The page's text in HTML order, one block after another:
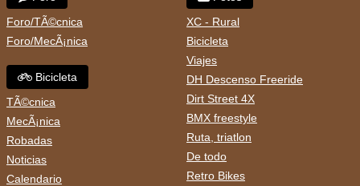
Foro/TÃ©cnica
Foro/MecÃ¡nica
Bicicleta
TÃ©cnica
MecÃ¡nica
Robadas
Noticias
Calendario
XC - Rural
Bicicleta
Viajes
DH Descenso Freeride
Dirt Street 4X
BMX freestyle
Ruta, triatlon
De todo
Retro Bikes